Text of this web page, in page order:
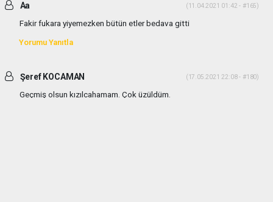
Aa (11.04.2021 01:42 - #165)
Fakir fukara yiyemezken bütün etler bedava gitti
Yorumu Yanıtla
Şeref KOCAMAN (17.05.2021 22:08 - #180)
Geçmiş olsun kızılcahamam. Çok üzüldüm.